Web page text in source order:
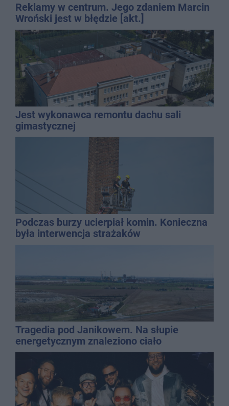
Reklamy w centrum. Jego zdaniem Marcin
Wroński jest w błędzie [akt.]
Jest wykonawca remontu dachu sali
gimastycznej
Podczas burzy ucierpiał komin. Konieczna
była interwencja strażaków
Tragedia pod Janikowem. Na słupie
energetycznym znaleziono ciało
mężczyzny